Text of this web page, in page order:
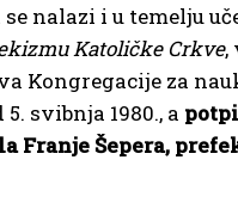
nalazi i u temelju
Katoličke Crkve,
Kongregacije za
5. svibnja 1980., a
Franje Šepera,